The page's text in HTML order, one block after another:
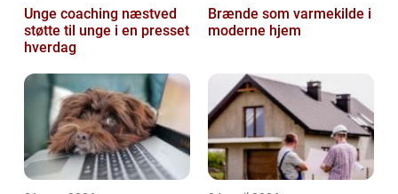
Unge coaching næstved
støtte til unge i en presset
hverdag
Brænde som varmekilde i
moderne hjem